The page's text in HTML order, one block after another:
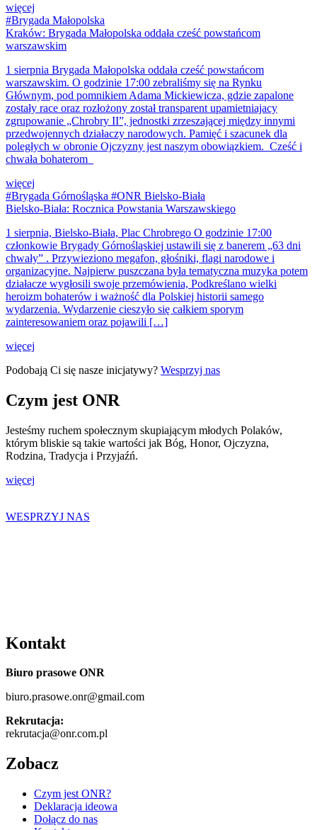
więcej
#Brygada Małopolska
Kraków: Brygada Małopolska oddała cześć powstańcom
warszawskim
1 sierpnia Brygada Małopolska oddała cześć powstańcom
warszawskim. O godzinie 17:00 zebraliśmy się na Rynku
Głównym, pod pomnikiem Adama Mickiewicza, gdzie zapalone
zostały race oraz rozłożony został transparent upamietniajacy
zgrupowanie „Chrobry II”, jednostki zrzeszającej między innymi
przedwojennych działaczy narodowych. Pamięć i szacunek dla
poległych w obronie Ojczyzny jest naszym obowiązkiem. Cześć i
chwała bohaterom
więcej
#Brygada Górnośląska #ONR Bielsko-Biała
Bielsko-Biała: Rocznica Powstania Warszawskiego
1 sierpnia, Bielsko-Biała, Plac Chrobrego O godzinie 17:00
członkowie Brygady Górnośląskiej ustawili się z banerem „63 dni
chwały” . Przywieziono megafon, głośniki, flagi narodowe i
organizacyjne. Najpierw puszczana była tematyczna muzyka potem
działacze wygłosili swoje przemówienia, Podkreślano wielki
heroizm bohaterów i ważność dla Polskiej historii samego
wydarzenia. Wydarzenie cieszyło się całkiem sporym
zainteresowaniem oraz pojawili […]
więcej
Podobają Ci się nasze inicjatywy? Wesprzyj nas
Czym jest ONR
Jesteśmy ruchem społecznym skupiającym młodych Polaków,
którym bliskie są takie wartości jak Bóg, Honor, Ojczyzna,
Rodzina, Tradycja i Przyjaźń.
więcej
WESPRZYJ NAS
Kontakt
Biuro prasowe ONR
biuro.prasowe.onr@gmail.com
Rekrutacja:
rekrutacja@onr.com.pl
Zobacz
Czym jest ONR?
Deklaracja ideowa
Dołącz do nas